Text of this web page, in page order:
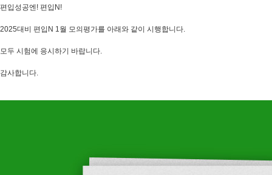
편입성공엔! 편입N!
2025대비 편입N 1월 모의평가를 아래와 같이 시행합니다.
모두 시험에 응시하기 바랍니다.
감사합니다.